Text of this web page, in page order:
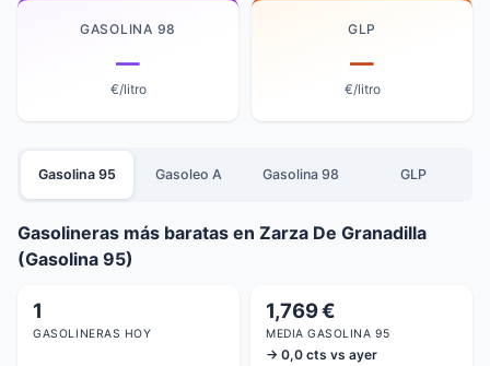
GASOLINA 98
—
€/litro
GLP
—
€/litro
Gasolina 95 Gasoleo A Gasolina 98 GLP
Gasolineras más baratas en Zarza De Granadilla
(Gasolina 95)
1
GASOLINERAS HOY
1,769 €
MEDIA GASOLINA 95
→ 0,0 cts vs ayer